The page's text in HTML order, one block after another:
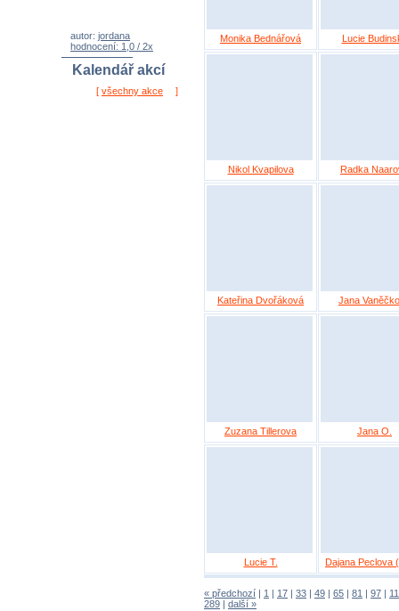
autor: jordana
hodnocení: 1,0 / 2x
Kalendář akcí
[ všechny akce ]
Monika Bednářová Lucie
Nikol Kvapilova Radka
Kateřina Dvořáková Jana
Zuzana Tillerova Jana O.
Lucie T. Dajana Peclova
« předchozí 1 17 33 49 65 81 97
289
další »